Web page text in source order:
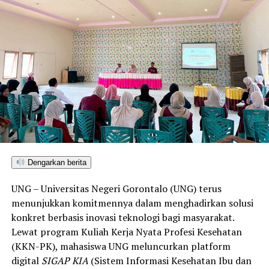
teknis pelayanan medis, mahasiswa bertindak sebagai
edukator kesehatan masyarakat.
Penyuluhan difokuskan pada pemahaman mekanisme
penularan, pengenalan gejala awal, pentingnya
pemeriksaan Dahak/TCM, kepatuhan minum obat
hingga tuntas, serta pengikisan stigma negatif terhadap
penyintas TBC di lingkungan warga.
“Literasi kesehatan warga adalah fondasi utama dalam
menyampaikan edukasi yang persuasif dan mudah
apabila mengalami gejala batuk berkepanjangan,”
terang Taufik.
Selain skrining TBC, mahasiswa turut mendampingi
nakes Puskesmas Talaga Jaya dalam memberikan
pelayanan Cek Kesehatan Gratis (CKG), meliputi
Dengarkan berita
UNG – Universitas Negeri Gorontalo (UNG) terus
menunjukkan komitmennya dalam menghadirkan solusi
konkret berbasis inovasi teknologi bagi masyarakat.
Lewat program Kuliah Kerja Nyata Profesi Kesehatan
(KKN-PK), mahasiswa UNG meluncurkan platform
digital SIGAP KIA(Sistem Informasi Kesehatan Ibu dan